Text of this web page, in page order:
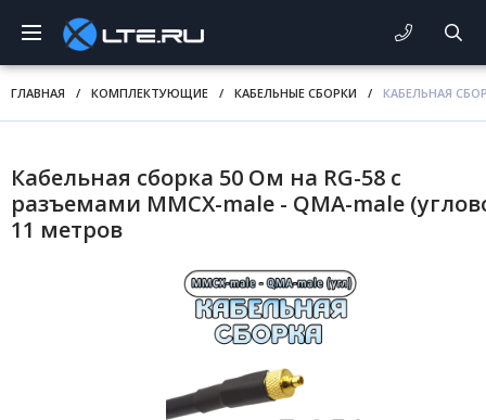
ГЛАВНАЯ / КОМПЛЕКТУЮЩИЕ / КАБЕЛЬНЫЕ СБОРКИ / КАБЕЛЬНАЯ
Кабельная сборка 50 Ом на RG-58 с
разъемами MMCX-male - QMA-male
11 метров